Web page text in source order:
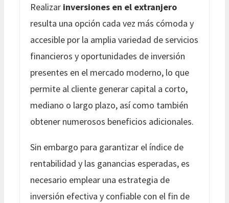
Realizar inversiones en el extranjero
resulta una opción cada vez más cómoda y
accesible por la amplia variedad de servicios
financieros y oportunidades de inversión
presentes en el mercado moderno, lo que
permite al cliente generar capital a corto,
mediano o largo plazo, así como también
obtener numerosos beneficios adicionales.
Sin embargo para garantizar el índice de
rentabilidad y las ganancias esperadas, es
necesario emplear una estrategia de
inversión efectiva y confiable con el fin de